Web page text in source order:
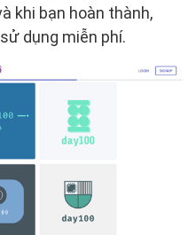
khi bạn hoàn thành,
dụng miễn phí.